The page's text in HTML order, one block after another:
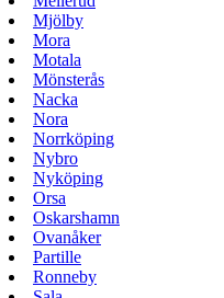
Mjölby
Mora
Motala
Mönsterås
Nacka
Nora
Norrköping
Nybro
Nyköping
Orsa
Oskarshamn
Ovanåker
Partille
Ronneby